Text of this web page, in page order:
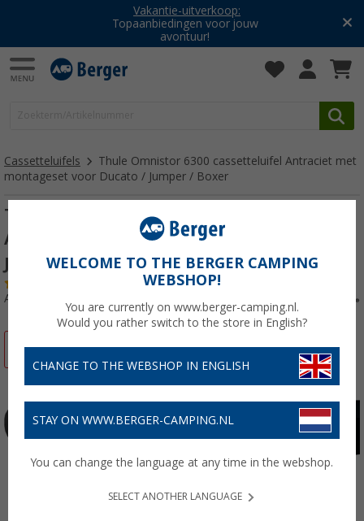
Vakantie-uitverkoop:
Topaanbiedingen voor jouw
avontuur!
Cassetteluifels
Thule Omnistor 6300 cassetteluifel Antraciet met
montageset voor Ducato / Jumper / Boxer
Thule Omnistor 6300 cassetteluifel
Antraciet met montageset voor Ducato /
Jumper / Boxer 375cm
Artikelnr: 279420
-26%
WELCOME TO THE BERGER CAMPING
WEBSHOP!
You are currently on www.berger-camping.nl.
Would you rather switch to the store in English?
CHANGE TO THE WEBSHOP IN ENGLISH
STAY ON WWW.BERGER-CAMPING.NL
You can change the language at any time in the webshop.
SELECT ANOTHER LANGUAGE